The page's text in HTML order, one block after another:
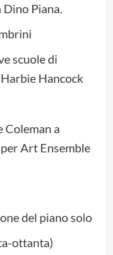
Piana.
scuole di
Hancock
Coleman a
Art Ensemble
del piano solo
ottanta)